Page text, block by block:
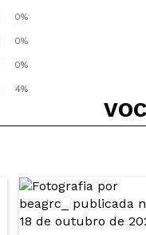
0%
0%
0%
4%
Recomenda esta